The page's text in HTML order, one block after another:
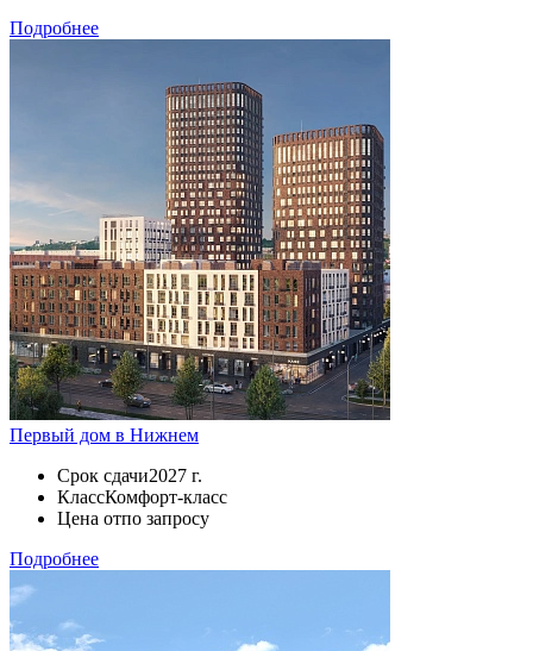
Подробнее
Первый дом в Нижнем
Срок сдачи2027 г.
КлассКомфорт-класс
Цена отпо запросу
Подробнее